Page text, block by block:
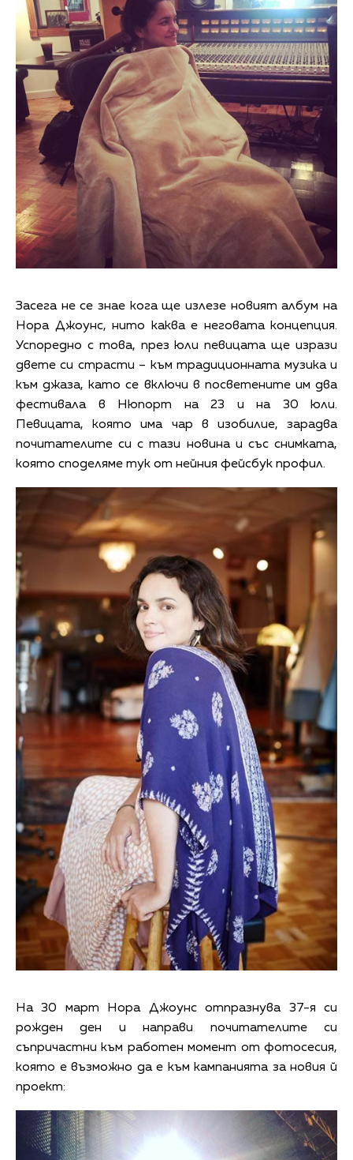
Засега не се знае кога ще излезе новият албум на
Нора Джоунс, нито каква е неговата концепция.
Успоредно с това, през юли певицата ще изрази
двете си страсти – към традиционната музика и
към джаза, като се включи в посветените им два
фестивала в Нюпорт на 23 и на 30 юли.
Певицата, която има чар в изобилие, зарадва
почитателите си с тази новина и със снимката,
която споделяме тук от нейния фейсбук профил.
На 30 март Нора Джоунс отпразнува 37-я си
рожден ден и направи почитателите си
съпричастни към работен момент от фотосесия,
която е възможно да е към кампанията за новия й
проект: